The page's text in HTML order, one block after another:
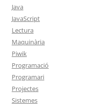
Java
JavaScript
Lectura
Maquinària
Piwik
Programació
Programari
Projectes
Sistemes